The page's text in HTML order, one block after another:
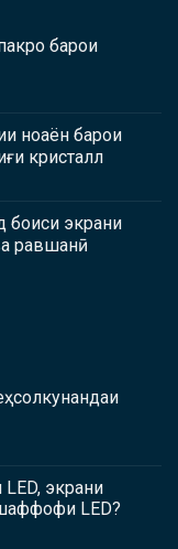
барои
ноаён барои
кристалл
боиси экрани
равшанӣ
экрани
LED?